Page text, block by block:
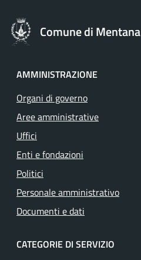
Comune di Mentana
AMMINISTRAZIONE
Organi di governo
Aree amministrative
Uffici
Enti e fondazioni
Politici
Personale amministrativo
Documenti e dati
CATEGORIE DI SERVIZIO